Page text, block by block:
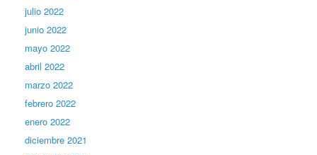
julio 2022
junio 2022
mayo 2022
abril 2022
marzo 2022
febrero 2022
enero 2022
diciembre 2021